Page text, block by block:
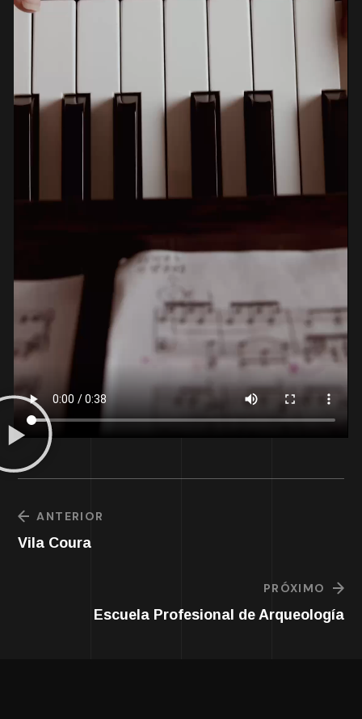
ANTERIOR
Vila Coura
PRÓXIMO
Escuela Profesional de Arqueología